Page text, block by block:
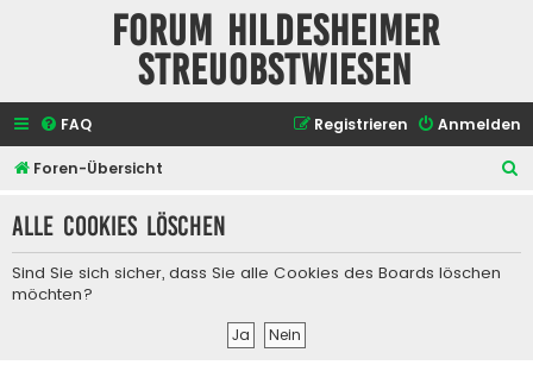
Forum Hildesheimer
Streuobstwiesen
FAQ Anmelden
Registrieren
Foren-Übersicht
h
Alle Cookies löschen
Sind Sie sich sicher, dass Sie alle Cookies des Boards löschen
möchten?